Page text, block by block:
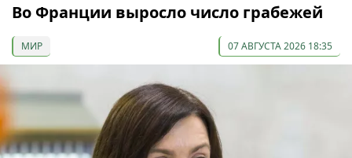
Во Франции выросло число грабежей
МИР 07 АВГУСТА 2026 18:35